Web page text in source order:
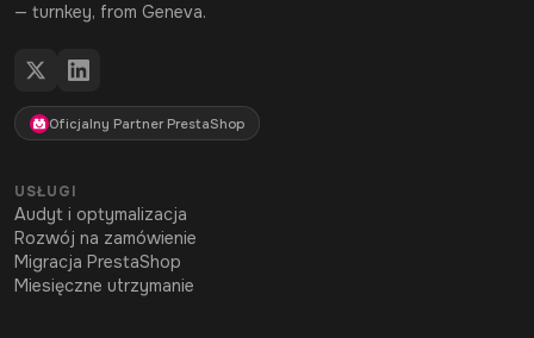
— turnkey, from Geneva.
Oficjalny Partner PrestaShop
USŁUGI
Audyt i optymalizacja
Rozwój na zamówienie
Migracja PrestaShop
Miesięczne utrzymanie